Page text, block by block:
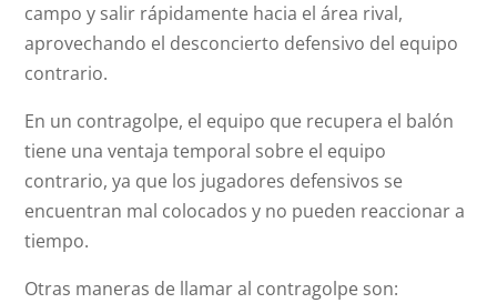
campo y salir rápidamente hacia el área rival,
aprovechando el desconcierto defensivo del equipo
contrario.
En un contragolpe, el equipo que recupera el balón
tiene una ventaja temporal sobre el equipo
contrario, ya que los jugadores defensivos se
encuentran mal colocados y no pueden reaccionar a
tiempo.
Otras maneras de llamar al contragolpe son: